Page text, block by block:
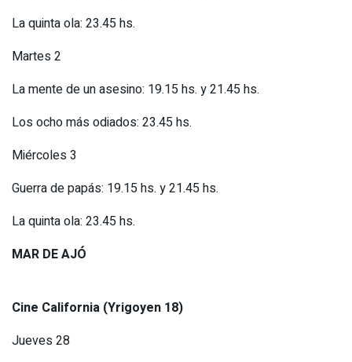
La quinta ola: 23.45 hs.
Martes 2
La mente de un asesino: 19.15 hs. y 21.45 hs.
Los ocho más odiados: 23.45 hs.
Miércoles 3
Guerra de papás: 19.15 hs. y 21.45 hs.
La quinta ola: 23.45 hs.
MAR DE AJÓ
Cine California (Yrigoyen 18)
Jueves 28